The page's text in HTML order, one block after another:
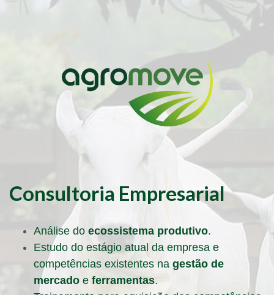
Consultoria Empresarial
Análise do ecossistema produtivo.
Estudo do estágio atual da empresa e
competências existentes na gestão de
mercado e ferramentas.